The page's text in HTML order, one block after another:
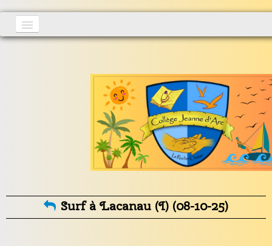
Actualités▼
S'inscrire
Vie au collège▼
Informations générales
Surf à Lacanau (I) (08-10-25)